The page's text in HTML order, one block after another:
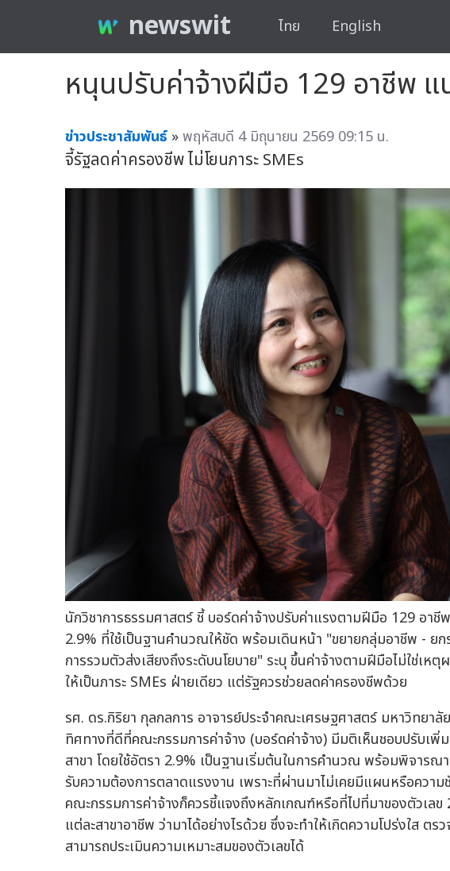
newswit ไทย English
หนุนปรับค่าจ้างฝีมือ 129 อาชีพ แ
ข่าวประชาสัมพันธ์ »พฤหัสบดี 4 มิถุนายน 2569 09:15 น.
จี้รัฐลดค่าครองชีพ ไม่โยนภาระ SMEs
นักวิชาการธรรมศาสตร์ ชี้ บอร์ดค่าจ้างปรับค่าแรงตามฝีมือ 129 อา
2.9% ที่ใช้เป็นฐานคำนวณให้ชัด พร้อมเดินหน้า "ขยายกลุ่มอาชีพ - ยก
การรวมตัวส่งเสียงถึงระดับนโยบาย" ระบุ ขึ้นค่าจ้างตามฝีมือไม่ใช่เห
ให้เป็นภาระ SMEs ฝ่ายเดียว แต่รัฐควรช่วยลดค่าครองชีพด้วย
รศ. ดร.กิริยา กุลกลการ อาจารย์ประจำคณะเศรษฐศาสตร์ มหาวิทยาลั
ทิศทางที่ดีที่คณะกรรมการค่าจ้าง (บอร์ดค่าจ้าง) มีมติเห็นชอบปรับเ
สาขา โดยใช้อัตรา 2.9% เป็นฐานเริ่มต้นในการคำนวณ พร้อมพิจารณ
รับความต้องการตลาดแรงงาน เพราะที่ผ่านมาไม่เคยมีแผนหรือควา
คณะกรรมการค่าจ้างก็ควรชี้แจงถึงหลักเกณฑ์หรือที่ไปที่มาของตัวเลข
แต่ละสาขาอาชีพ ว่ามาได้อย่างไรด้วย ซึ่งจะทำให้เกิดความโปร่งใส ตร
สามารถประเมินความเหมาะสมของตัวเลขได้